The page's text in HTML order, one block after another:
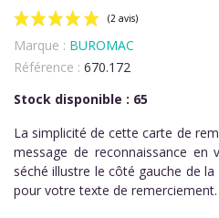
(2 avis)
Marque : BUROMAC
Référence : 670.172
Stock disponible : 65
La simplicité de cette carte de
message de reconnaissance en
séché illustre le côté gauche de
pour votre texte de remerciement.